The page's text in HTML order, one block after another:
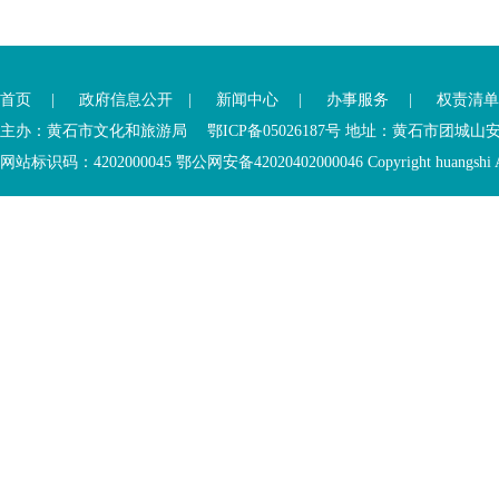
首页 政府信息公开 新闻中心 办事服务
权责清单
主办：黄石市文化和旅游局 鄂ICP备05026187号 地址：黄石市团城山
网站标识码：4202000045 鄂公网安备42020402000046 Copyright huangshi